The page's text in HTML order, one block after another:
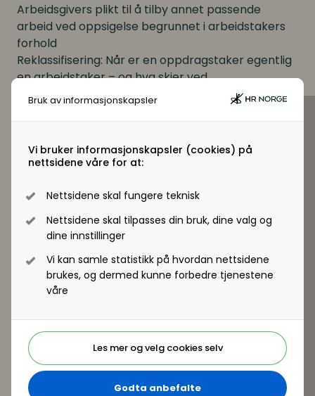
Bruk av informasjonskapsler
Vi bruker informasjonskapsler (cookies) på
nettsidene våre for at:
Nettsidene skal fungere teknisk
Nettsidene skal tilpasses din bruk, dine valg og
dine innstillinger
Vi kan samle statistikk på hvordan nettsidene
brukes, og dermed kunne forbedre tjenestene
våre
Les mer og velg cookies selv
Godta anbefalte
Arbeidsgivers plikt til å tilby annet passende
arbeid ved oppsigelse begrunnet i arbeidstakers
forhold
Reklassifisering: Når er en oppdragstaker egentlig
en arbeidstaker – og hva skjer ved
feilklassifisering?
Status for de «nye» innleiereglene – etter flere
og tilbake
De første dommene der fagforeninger bruker
Hold deg oppdatert – og unngå dyre feil
Benedicte Hille
og Terje Andersen , begge
advokater og partnere i advokatfirmaet Helmr AS